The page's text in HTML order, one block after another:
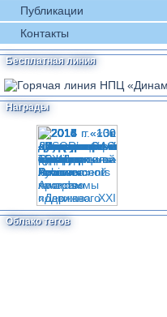
Публикации
Контакты
Бесплатная линия
Награды
Облако тегов